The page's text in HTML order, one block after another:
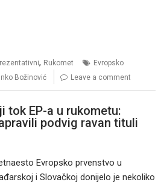
, Rukomet
Evropsko
Božinović Leave a comment
tok EP-a u rukometu:
podvig ravan tituli
Evropsko prvenstvo u
i Slovačkoj donijelo je nekoliko